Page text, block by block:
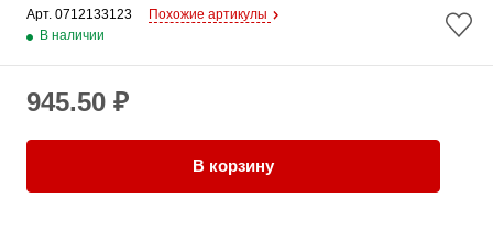
Арт. 0712133123
Похожие артикулы
В наличии
945.50 ₽
В корзину